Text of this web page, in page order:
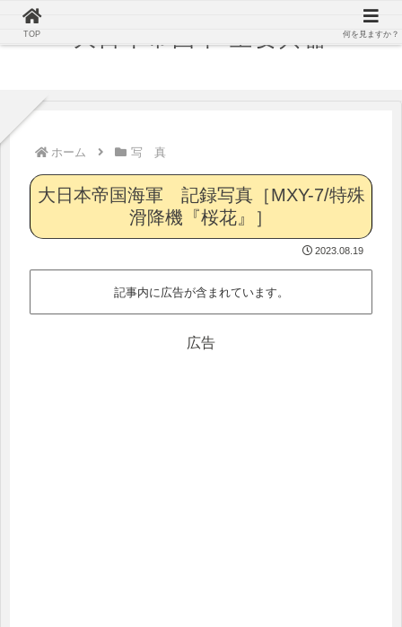
ホーム 写 真
大日本帝国海軍 記録写真［MXY-7/特殊
滑降機『桜花』］
2023.08.19
記事内に広告が含まれています。
広告
TOP 何を見ますか？